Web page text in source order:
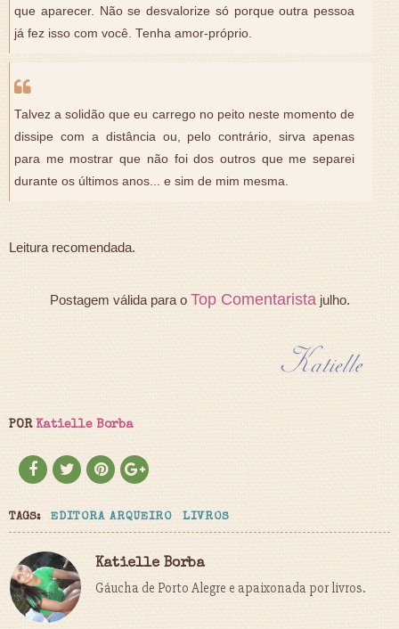
que aparecer. Não se desvalorize só porque outra pessoa
já fez isso com você. Tenha amor-próprio.
Talvez a solidão que eu carrego no peito neste momento de
dissipe com a distância ou, pelo contrário, sirva apenas
para me mostrar que não foi dos outros que me separei
durante os últimos anos... e sim de mim mesma.
Leitura recomendada.
Postagem válida para oTop Comentarista julho.
PORKatielle Borba
TAGS: EDITORA ARQUEIRO LIVROS
Katielle Borba
Gáucha de Porto Alegre e apaixonada por livros.